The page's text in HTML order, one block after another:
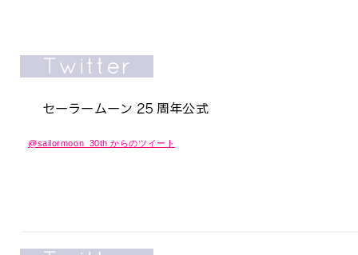
@sailormoon_30th からのツイート